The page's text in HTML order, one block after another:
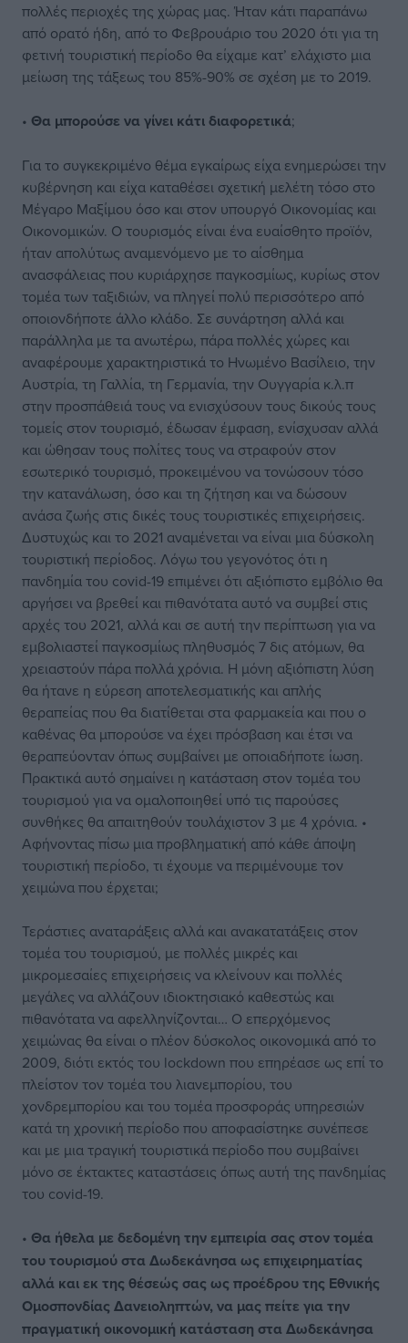
πολλές περιοχές της χώρας μας. Ήταν κάτι παραπάνω
από ορατό ήδη, από το Φεβρουάριο του 2020 ότι για τη
φετινή τουριστική περίοδο θα είχαμε κατ’ ελάχιστο μια
μείωση της τάξεως του 85%-90% σε σχέση με το 2019.
• Θα μπορούσε να γίνει κάτι διαφορετικά;
Για το συγκεκριμένο θέμα εγκαίρως είχα ενημερώσει την
κυβέρνηση και είχα καταθέσει σχετική μελέτη τόσο στο
Μέγαρο Μαξίμου όσο και στον υπουργό Οικονομίας και
Οικονομικών. Ο τουρισμός είναι ένα ευαίσθητο προϊόν,
ήταν απολύτως αναμενόμενο με το αίσθημα
ανασφάλειας που κυριάρχησε παγκοσμίως, κυρίως στον
τομέα των ταξιδιών, να πληγεί πολύ περισσότερο από
οποιονδήποτε άλλο κλάδο. Σε συνάρτηση αλλά και
παράλληλα με τα ανωτέρω, πάρα πολλές χώρες και
αναφέρουμε χαρακτηριστικά το Ηνωμένο Βασίλειο, την
Αυστρία, τη Γαλλία, τη Γερμανία, την Ουγγαρία κ.λ.π
στην προσπάθειά τους να ενισχύσουν τους δικούς τους
τομείς στον τουρισμό, έδωσαν έμφαση, ενίσχυσαν αλλά
και ώθησαν τους πολίτες τους να στραφούν στον
εσωτερικό τουρισμό, προκειμένου να τονώσουν τόσο
την κατανάλωση, όσο και τη ζήτηση και να δώσουν
ανάσα ζωής στις δικές τους τουριστικές επιχειρήσεις.
Δυστυχώς και το 2021 αναμένεται να είναι μια δύσκολη
τουριστική περίοδος. Λόγω του γεγονότος ότι η
πανδημία του covid-19 επιμένει ότι αξιόπιστο εμβόλιο θα
αργήσει να βρεθεί και πιθανότατα αυτό να συμβεί στις
αρχές του 2021, αλλά και σε αυτή την περίπτωση για να
εμβολιαστεί παγκοσμίως πληθυσμός 7 δις ατόμων, θα
χρειαστούν πάρα πολλά χρόνια. Η μόνη αξιόπιστη λύση
θα ήτανε η εύρεση αποτελεσματικής και απλής
θεραπείας που θα διατίθεται στα φαρμακεία και που ο
καθένας θα μπορούσε να έχει πρόσβαση και έτσι να
θεραπεύονταν όπως συμβαίνει με οποιαδήποτε ίωση.
Πρακτικά αυτό σημαίνει η κατάσταση στον τομέα του
τουρισμού για να ομαλοποιηθεί υπό τις παρούσες
συνθήκες θα απαιτηθούν τουλάχιστον 3 με 4 χρόνια. •
Αφήνοντας πίσω μια προβληματική από κάθε άποψη
τουριστική περίοδο, τι έχουμε να περιμένουμε τον
χειμώνα που έρχεται;
Τεράστιες αναταράξεις αλλά και ανακατατάξεις στον
τομέα του τουρισμού, με πολλές μικρές και
μικρομεσαίες επιχειρήσεις να κλείνουν και πολλές
μεγάλες να αλλάζουν ιδιοκτησιακό καθεστώς και
πιθανότατα να αφελληνίζονται… Ο επερχόμενος
χειμώνας θα είναι ο πλέον δύσκολος οικονομικά από το
2009, διότι εκτός του lockdown που επηρέασε ως επί το
πλείστον τον τομέα του λιανεμπορίου, του
χονδρεμπορίου και του τομέα προσφοράς υπηρεσιών
κατά τη χρονική περίοδο που αποφασίστηκε συνέπεσε
και με μια τραγική τουριστικά περίοδο που συμβαίνει
μόνο σε έκτακτες καταστάσεις όπως αυτή της πανδημίας
του covid-19.
• Θα ήθελα με δεδομένη την εμπειρία σας στον τομέα
του τουρισμού στα Δωδεκάνησα ως επιχειρηματίας
αλλά και εκ της θέσεώς σας ως προέδρου της Εθνικής
Ομοσπονδίας Δανειοληπτών, να μας πείτε για την
πραγματική οικονομική κατάσταση στα Δωδεκάνησα